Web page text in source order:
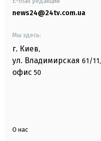
news24@24tv.com.ua
Мы здесь:
г. Киев,
ул. Владимирская 61/11,
офис 50
О нас